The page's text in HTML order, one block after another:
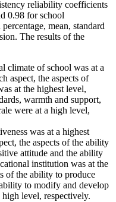
reliability coefficients
0.98 for school
mean, standard
The results of the
climate of school was at a
aspect, the aspects of
at the highest level,
warmth and support,
were at a high level,
was at a highest
the aspects of the ability
attitude and the ability
institution was at the
of the ability to produce
to modify and develop
level, respectively.